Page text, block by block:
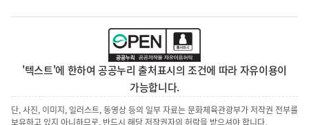
'텍스트'에 한하여 공공누리 출처표시의 조건에 따라 자유이용이
가능합니다.
단, 사진, 이미지, 일러스트, 동영상 등의 일부 자료는 문화체육관광부가 저작권 전부를
보유하고 있지 아니하므로, 반드시 해당 저작권자의 허락을 받으셔야 합니다.